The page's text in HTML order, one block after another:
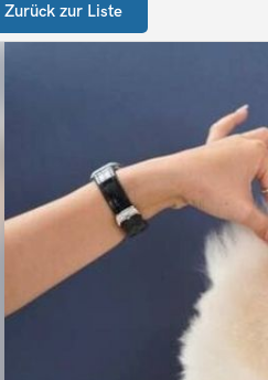
Zurück zur Liste